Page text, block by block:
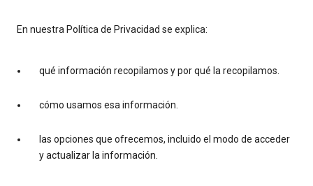
En nuestra Política de Privacidad se explica:
qué información recopilamos y por qué la recopilamos.
cómo usamos esa información.
las opciones que ofrecemos, incluido el modo de acceder
y actualizar la información.